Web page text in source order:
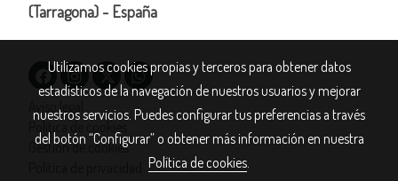
(Tarragona) - España
Aviso legal
Gestión de cookies
Utilizamos cookies propias y terceros para obtener datos
estadísticos de la navegación de nuestros usuarios y mejorar
nuestros servicios. Puedes configurar tus preferencias a través
del botón “Configurar” o obtener más información en nuestra
Política de cookies.